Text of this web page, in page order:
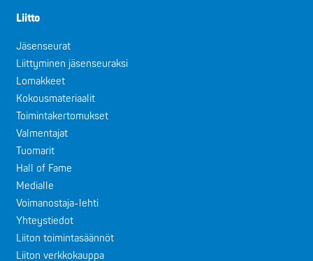
Liitto
Jäsenseurat
Liittyminen jäsenseuraksi
Lomakkeet
Kokousmateriaalit
Toimintakertomukset
Valmentajat
Tuomarit
Hall of Fame
Medialle
Voimanostaja-lehti
Yhteystiedot
Liiton toimintasäännöt
Liiton verkkokauppa